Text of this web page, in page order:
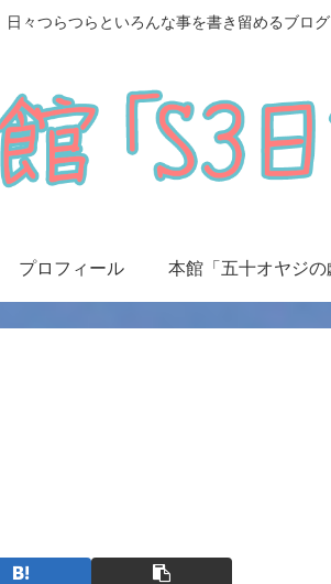
日々つらつらといろんな事を書き留めるブログ
プロフィール